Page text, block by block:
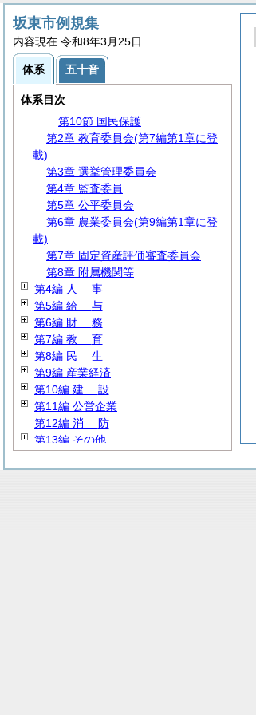
坂東市例規集
内容現在 令和8年3月25日
体系 五十音
体系目次
第3節 文書・公印
第4節 情報管理
第5節 行政手続
第6節 社会保障・税番号制度
第7節 広報・広聴
第8節 情報公開・個人情報保護
第9節 生活安全
第10節 国民保護
第2章 教育委員会(第7編第1章に登
載)
第3章 選挙管理委員会
第4章 監査委員
第5章 公平委員会
第6章 農業委員会(第9編第1章に登
載)
第7章 固定資産評価審査委員会
第8章 附属機関等
第4編 人 事
第5編 給 与
第6編 財 務
第7編 教 育
第8編 民 生
第9編 産業経済
第10編 建 設
第11編 公営企業
第12編 消 防
第13編 その他